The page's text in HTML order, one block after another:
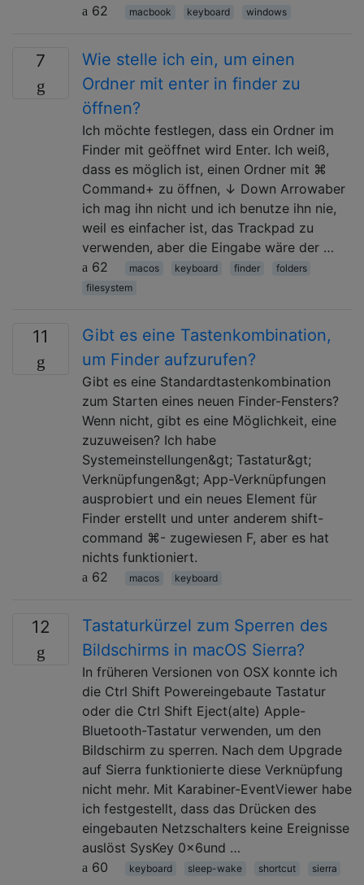
62
macbook keyboard windows
7
Wie stelle ich ein, um einen
Ordner mit enter in finder zu
öffnen?
Ich möchte festlegen, dass ein Ordner im
Finder mit geöffnet wird Enter. Ich weiß,
dass es möglich ist, einen Ordner mit ⌘
Command+ zu öffnen, ↓ Down Arrowaber
ich mag ihn nicht und ich benutze ihn nie,
weil es einfacher ist, das Trackpad zu
verwenden, aber die Eingabe wäre der …
62
macos keyboard finder
folders
filesystem
11
Gibt es eine Tastenkombination,
um Finder aufzurufen?
Gibt es eine Standardtastenkombination
zum Starten eines neuen Finder-Fensters?
Wenn nicht, gibt es eine Möglichkeit, eine
zuzuweisen? Ich habe
Systemeinstellungen&gt; Tastatur&gt;
Verknüpfungen&gt; App-Verknüpfungen
ausprobiert und ein neues Element für
Finder erstellt und unter anderem shift-
command ⌘- zugewiesen F, aber es hat
nichts funktioniert.
62
macos keyboard
12
Tastaturkürzel zum Sperren des
Bildschirms in macOS Sierra?
In früheren Versionen von OSX konnte ich
die Ctrl Shift Powereingebaute Tastatur
oder die Ctrl Shift Eject(alte) Apple-
Bluetooth-Tastatur verwenden, um den
Bildschirm zu sperren. Nach dem Upgrade
auf Sierra funktionierte diese Verknüpfung
nicht mehr. Mit Karabiner-EventViewer habe
ich festgestellt, dass das Drücken des
eingebauten Netzschalters keine Ereignisse
auslöst SysKey 0x6und …
60
keyboard sleep-wake shortcut sierra